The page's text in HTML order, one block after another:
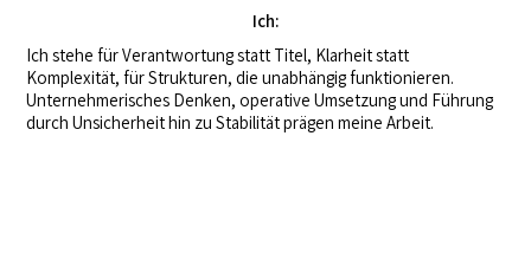
Ich:
Ich stehe für Verantwortung statt Titel, Klarheit statt
Komplexität, für Strukturen, die unabhängig funktionieren.
Unternehmerisches Denken, operative Umsetzung und Führung
durch Unsicherheit hin zu Stabilität prägen meine Arbeit.